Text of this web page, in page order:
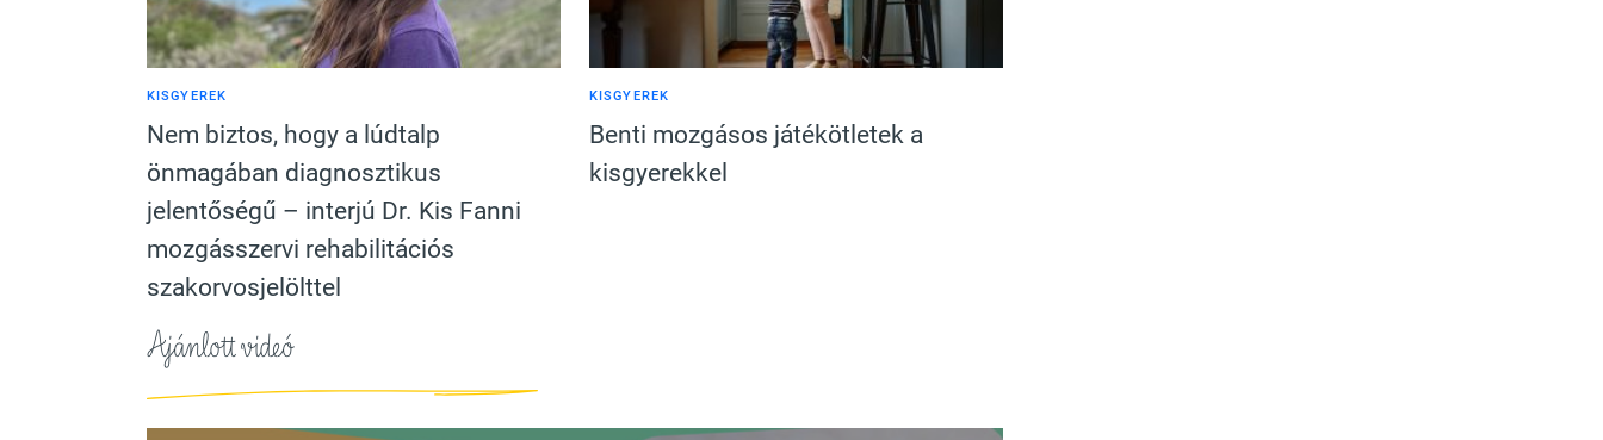
KISGYEREK
Nem biztos, hogy a lúdtalp
önmagában diagnosztikus
jelentőségű – interjú Dr. Kis Fanni
mozgásszervi rehabilitációs
szakorvosjelölttel
KISGYEREK
Benti mozgásos játékötletek a
kisgyerekkel
Ajánlott videó